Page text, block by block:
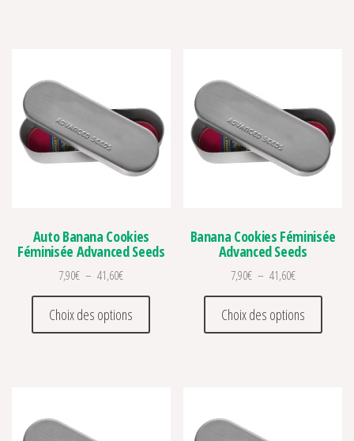
Auto Banana Cookies
Féminisée Advanced Seeds
7,90€ – 41,60€Plage de prix : 7,90€ à 41,60€
Choix des options
Ce produit a plusieurs variations. Les
Banana Cookies Féminisée
Advanced Seeds
7,90€ – 41,60€Plage de prix
Choix des options
Ce